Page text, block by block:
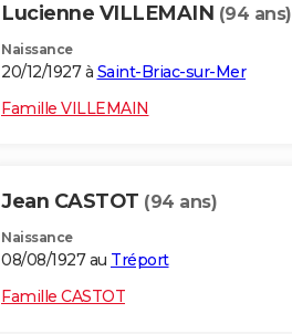
Lucienne VILLEMAIN (94 ans)
Naissance
20/12/1927 à Saint-Briac-sur-Mer
Famille VILLEMAIN
Jean CASTOT (94 ans)
Naissance
08/08/1927 au Tréport
Famille CASTOT